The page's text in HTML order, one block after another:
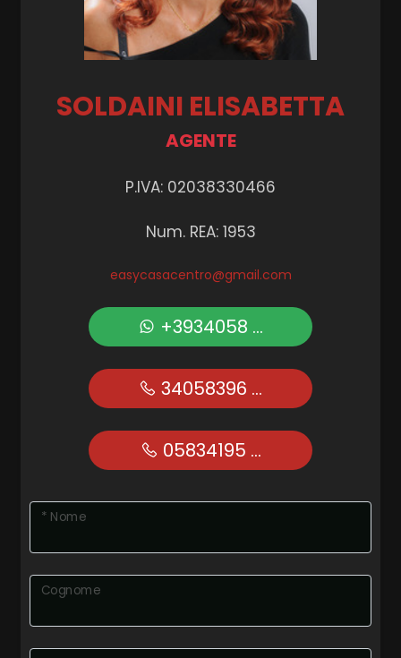
SOLDAINI ELISABETTA
AGENTE
P.IVA: 02038330466
Num. REA: 1953
easycasacentro@gmail.com
+3934058 ...
34058396 ...
05834195 ...
* Nome
Cognome